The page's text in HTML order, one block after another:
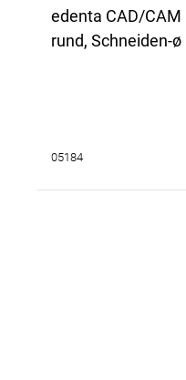
edenta CAD/CAM
rund, Schneiden-
05184